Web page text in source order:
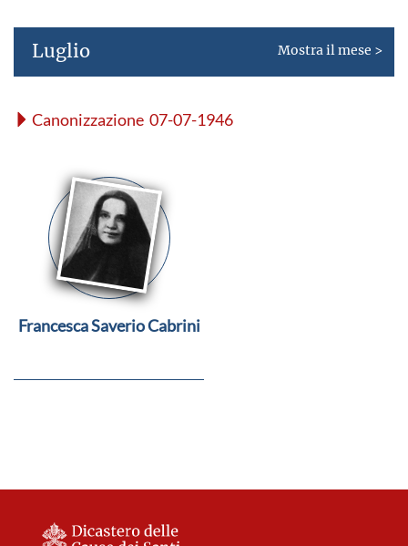
Luglio Mostra il mese >
Canonizzazione 07-07-1946
Francesca Saverio Cabrini